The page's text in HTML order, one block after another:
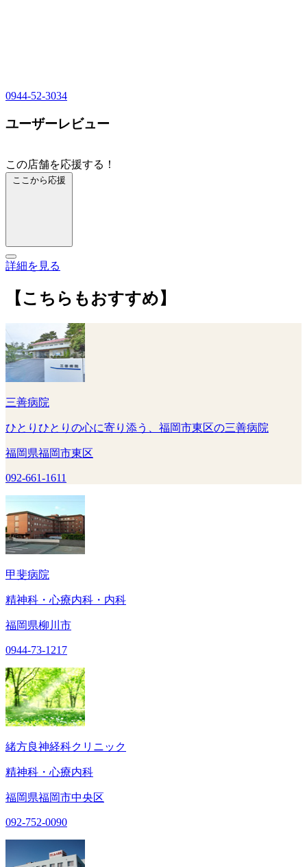
0944-52-3034
ユーザーレビュー
この店舗を応援する！
ここから応援
詳細を見る
【こちらもおすすめ】
三善病院
ひとりひとりの心に寄り添う、福岡市東区の三善病院
福岡県福岡市東区
092-661-1611
甲斐病院
精神科・心療内科・内科
福岡県柳川市
0944-73-1217
緒方良神経科クリニック
精神科・心療内科
福岡県福岡市中央区
092-752-0090